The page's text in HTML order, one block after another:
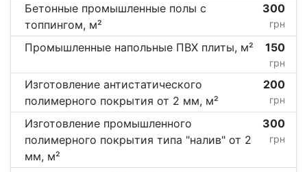
Бетонные промышленные полы с
топпингом, м²
300
грн
Промышленные напольные ПВХ плиты, м² 150
грн
Изготовление антистатического
полимерного покрытия от 2 мм, м²
200
грн
Изготовление промышленного
полимерного покрытия типа "налив" от 2
мм, м²
300
грн